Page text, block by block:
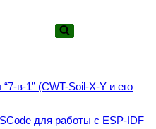
в-1” (CWT-Soil-X-Y и его
для работы с ESP-IDF